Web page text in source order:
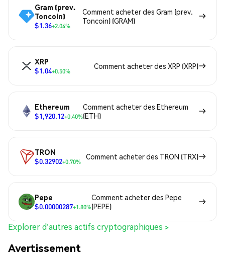
Gram (prev.
Toncoin)
$1.36+2.04%
Comment acheter des Gram (prev.
Toncoin) (GRAM)
XRP
$1.04+0.50%
Comment acheter des XRP (XRP)
Ethereum
$1,920.12+0.40%
Comment acheter des Ethereum
(ETH)
TRON
$0.32902+0.70%
Comment acheter des TRON (TRX)
Pepe
$0.00000287+1.80%
Comment acheter des Pepe
(PEPE)
Explorer d'autres actifs cryptographiques >
Avertissement